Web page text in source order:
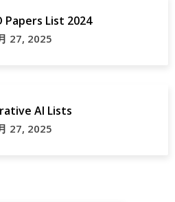
Papers List 2024
27, 2025
AI Lists
27, 2025